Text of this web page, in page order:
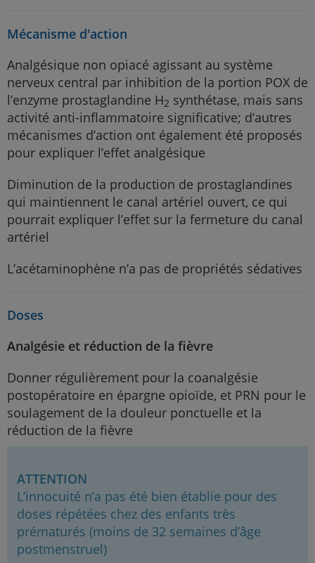
Mécanisme d'action
Analgésique non opiacé agissant au système
nerveux central par inhibition de la portion POX de
l’enzyme prostaglandine H2 synthétase, mais sans
activité anti-inflammatoire significative; d’autres
mécanismes d’action ont également été proposés
pour expliquer l’effet analgésique
Diminution de la production de prostaglandines
qui maintiennent le canal artériel ouvert, ce qui
pourrait expliquer l’effet sur la fermeture du canal
artériel
L’acétaminophène n’a pas de propriétés sédatives
Doses
Analgésie et réduction de la fièvre
Donner régulièrement pour la coanalgésie
postopératoire en épargne opioïde, et PRN pour le
soulagement de la douleur ponctuelle et la
réduction de la fièvre
ATTENTION
L’innocuité n’a pas été bien établie pour des
doses répétées chez des enfants très
prématurés (moins de 32 semaines d’âge
postmenstruel)